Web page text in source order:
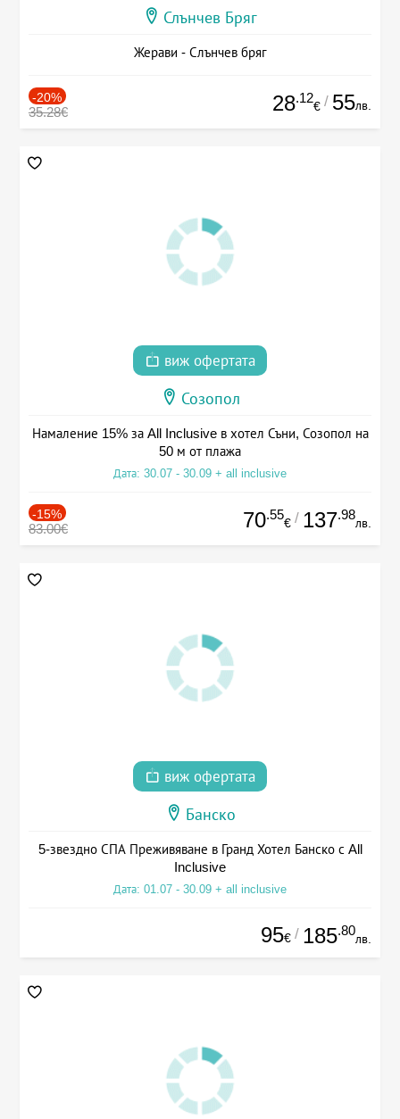
Слънчев Бряг
Жерави - Слънчев бряг
-20%
35.28€ 28.12
€ / 55лв.
виж офертата
Созопол
Намаление 15% за All Inclusive в хотел Съни, Созопол на
50 м от плажа
Дата: 30.07 - 30.09 + all inclusive
-15%
83.00€ 70.55
€ / 137.98
лв.
виж офертата
Банско
5-звездно СПА Преживяване в Гранд Хотел Банско с All
Inclusive
Дата: 01.07 - 30.09 + all inclusive
95€ / 185.80
лв.